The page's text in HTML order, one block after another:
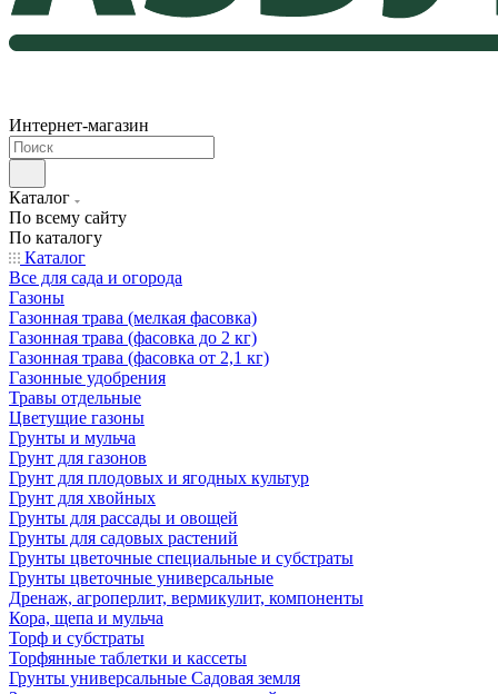
Интернет-магазин
Каталог
По всему сайту
По каталогу
Каталог
Все для сада и огорода
Газоны
Газонная трава (мелкая фасовка)
Газонная трава (фасовка до 2 кг)
Газонная трава (фасовка от 2,1 кг)
Газонные удобрения
Травы отдельные
Цветущие газоны
Грунты и мульча
Грунт для газонов
Грунт для плодовых и ягодных культур
Грунт для хвойных
Грунты для рассады и овощей
Грунты для садовых растений
Грунты цветочные специальные и субстраты
Грунты цветочные универсальные
Дренаж, агроперлит, вермикулит, компоненты
Кора, щепа и мульча
Торф и субстраты
Торфянные таблетки и кассеты
Грунты универсальные Садовая земля